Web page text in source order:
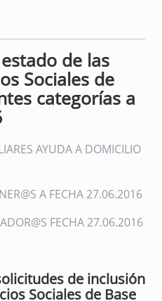
de las
Sociales de
categorías a
AYUDA A DOMICILIO
A FECHA 27.06.2016
FECHA 27.06.2016
de inclusión
Sociales de Base